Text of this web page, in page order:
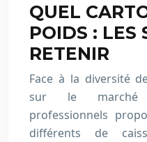
QUEL
POIDS : LES
RETENIR
Face à la diversité
sur le marché
professionnels
différents de